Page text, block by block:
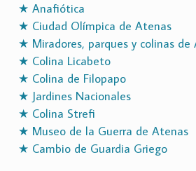
★ Anafiótica
★ Ciudad Olímpica de Atenas
★ Miradores, parques y colinas de
★ Colina Licabeto
★ Colina de Filopapo
★ Jardines Nacionales
★ Colina Strefi
★ Museo de la Guerra de Atenas
★ Cambio de Guardia Griego